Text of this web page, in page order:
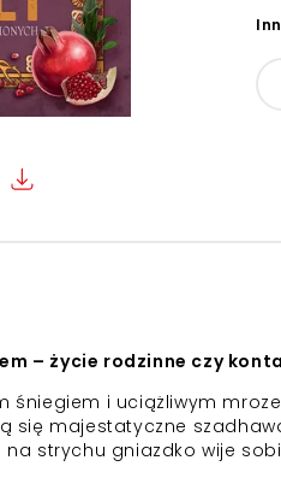
– życie rodzinne czy
śniegiem i uciążliwym
się majestatyczne
strychu gniazdko wije